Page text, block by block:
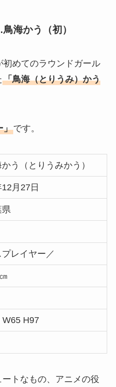
海かう（初）
めてのラウンドガール
「鳥海（とりうみ）かう
」です。
う（とりうみかう）
12月27日
県
プレイヤー／
W65 H97
トなもの、アニメの役